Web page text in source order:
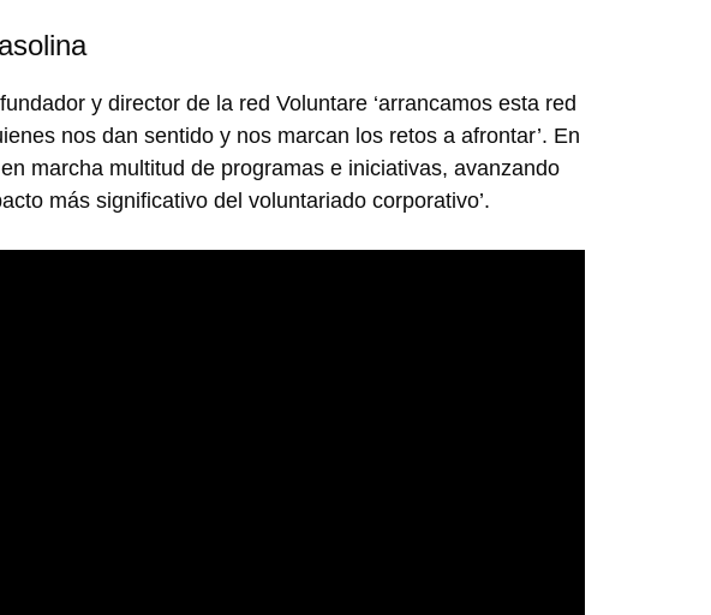
y director de la red Voluntare ‘arrancamos esta red
nos dan sentido y nos marcan los retos a afrontar’. En
marcha multitud de programas e iniciativas, avanzando
más significativo del voluntariado corporativo’.